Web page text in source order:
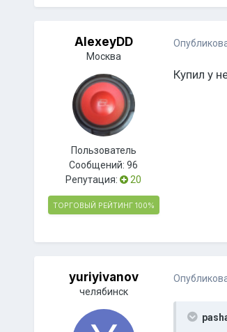
AlexeyDD
Москва
Пользователь
Сообщений:96
Репутация:
20
ТОРГОВЫЙ РЕЙТИНГ 100%
Купил у
yuriyivanov
челябинск